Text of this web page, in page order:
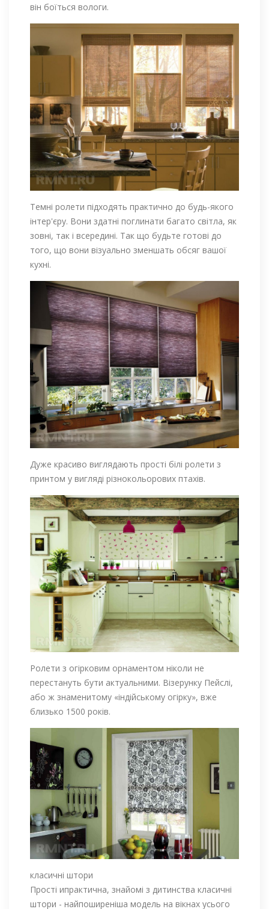
він боїться вологи.
Темні ролети підходять практично до будь-якого
інтер'єру. Вони здатні поглинати багато світла, як
зовні, так і всередині. Так що будьте готові до
того, що вони візуально зменшать обсяг вашої
кухні.
Дуже красиво виглядають прості білі ролети з
принтом у вигляді різнокольорових птахів.
Ролети з огірковим орнаментом ніколи не
перестануть бути актуальними. Візерунку Пейслі,
або ж знаменитому «індійському огірку», вже
близько 1500 років.
класичні штори
Прості ипрактична, знайомі з дитинства класичні
штори - найпоширеніша модель на вікнах усього